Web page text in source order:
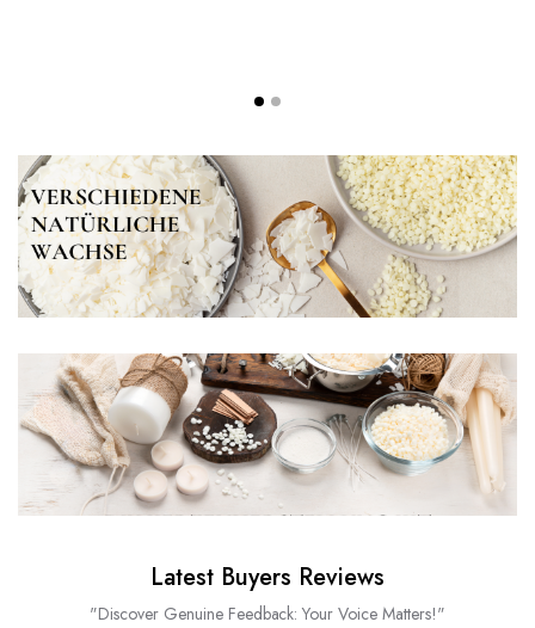
Latest Buyers Reviews
"Discover Genuine Feedback: Your Voice Matters!"